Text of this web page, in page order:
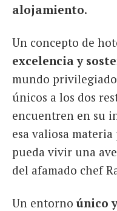
alojamiento.
Un concepto de
excelencia y
mundo
únicos a los dos
encuentren en su
esa valiosa
pueda vivir una
del afamado chef
Un entorno único